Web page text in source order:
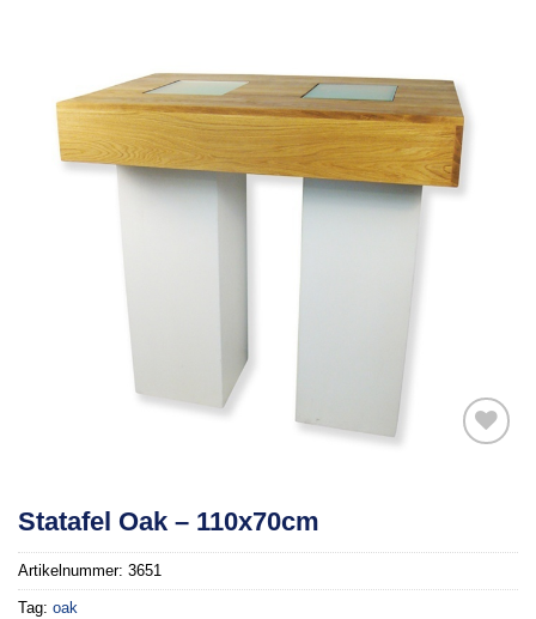
verlanglijst
Statafel Oak – 110x70cm
Artikelnummer: 3651
Tag: oak